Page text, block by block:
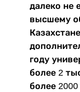
далеко не
высшему
году
более 2
более